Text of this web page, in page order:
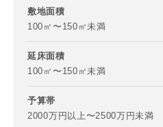
敷地面積
100㎡〜150㎡未満
延床面積
100㎡〜150㎡未満
予算帯
2000万円以上〜2500万円未満
お名前
メールアドレス